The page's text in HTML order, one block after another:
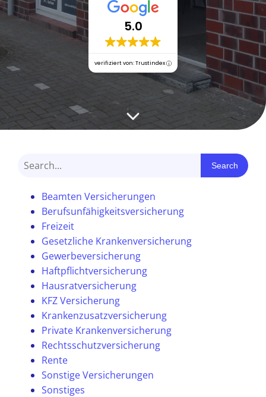
5.0
verifiziert von: Trustindex
Search
Beamten Versicherungen
Berufsunfähigkeitsversicherung
Freizeit
Gesetzliche Krankenversicherung
Gewerbeversicherung
Haftpflichtversicherung
Hausratversicherung
KFZ Versicherung
Krankenzusatzversicherung
Private Krankenversicherung
Rechtsschutzversicherung
Rente
Sonstige Versicherungen
Sonstiges